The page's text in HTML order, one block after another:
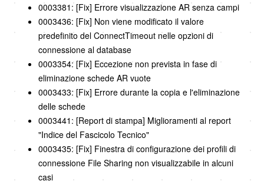
0003381: [Fix] Errore visualizzazione AR senza campi
0003436: [Fix] Non viene modificato il valore
predefinito del ConnectTimeout nelle opzioni di
connessione al database
0003354: [Fix] Eccezione non prevista in fase di
eliminazione schede AR vuote
0003433: [Fix] Errore durante la copia e l'eliminazione
delle schede
0003441: [Report di stampa] Miglioramenti al report
"Indice del Fascicolo Tecnico"
0003435: [Fix] Finestra di configurazione dei profili di
connessione File Sharing non visualizzabile in alcuni
casi